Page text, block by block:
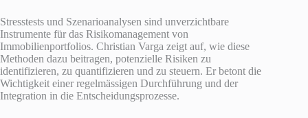
Stresstests und Szenarioanalysen sind unverzichtbare
Instrumente für das Risikomanagement von
Immobilienportfolios. Christian Varga zeigt auf, wie diese
Methoden dazu beitragen, potenzielle Risiken zu
identifizieren, zu quantifizieren und zu steuern. Er betont die
Wichtigkeit einer regelmässigen Durchführung und der
Integration in die Entscheidungsprozesse.